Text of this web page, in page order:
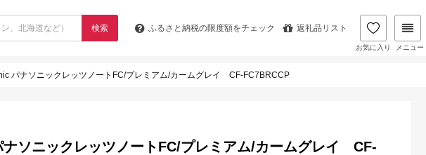
検索 ふるさと納税の限度額をチェック 返礼品リスト
お気に入り メニュー
パナソニックレッツノートFC/プレミアム/カームグレイ CF-FC7BRCCP
ソニックレッツノートFC/プレミアム/カームグレイ CF-